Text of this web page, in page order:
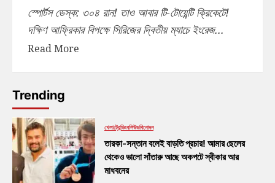
স্পোর্টস ডেস্ক: ৩০৪ রান! তাও আবার টি-টোয়েন্টি ক্রিকেটে!
দক্ষিণ আফ্রিকার বিপক্ষে সিরিজের দ্বিতীয় ম্যাচে ইংরেজ...
Read More
Trending
খেলাট্রেন্ডিংবলিউডবিনোদন
তারকা-সন্তান বলেই বাড়তি প্রচার! আমার ছেলের
থেকেও ভালো সাঁতারু আছে অকপটে স্বীকার আর
মাধবনের